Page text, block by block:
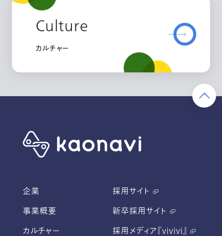
Culture
カルチャー
企業
事業概要
カルチャー
採用サイト
新卒採用サイト
採用メディア『vivivi』